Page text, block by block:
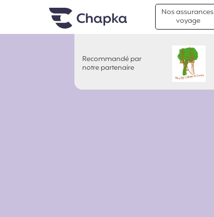
Chapka Assurances Voyages
Nos assurances
voyage
Recommandé par
notre partenaire
MA P'TITE CABANE EN LOZERE